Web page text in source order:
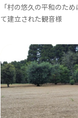
「村の悠久の平和のた
て建立された観音様